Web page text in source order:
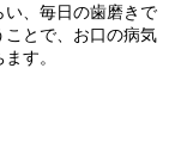
、毎日の歯磨きで
とで、お口の病気
す。